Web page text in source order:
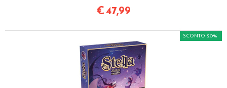
€47,99
SCONTO 20%